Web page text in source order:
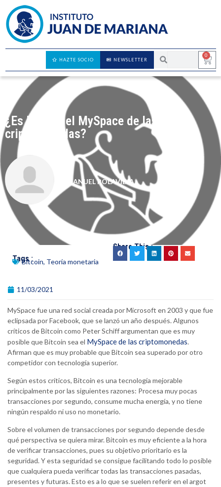
0
NEWSLETTER
HAZTE SOCIO
¿Es Bitcoin el MySpace de las
criptomonedas?
MANUEL POLAVIEJA
Tags :Bitcoin, Teoría monetaria
Share This :
11/03/2021
MySpace fue una red social creada por Microsoft en 2003 y que fue
eclipsada por Facebook, que se lanzó un año después. Algunos
críticos de Bitcoin como Peter Schiff argumentan que es muy
posible que Bitcoin sea el MySpace de las criptomonedas.
Afirman que es muy probable que Bitcoin sea superado por otro
competidor con tecnología superior.
Según estos críticos, Bitcoin es una tecnología mejorable
principalmente por las siguientes razones: Procesa muy pocas
transacciones por segundo, consume mucha energía, y no tiene
ningún respaldo ni uso no monetario.
Sobre el volumen de transacciones por segundo depende desde
qué perspectiva se quiera mirar. Bitcoin es muy eficiente a la hora
de verificar transacciones, pues su objetivo prioritario es la
seguridad. Y esta seguridad se consigue facilitando todo lo posible
que cualquiera pueda verificar todas las transacciones pasadas,
presentes y futuras. Esto es a lo que se suelen referir en el argot